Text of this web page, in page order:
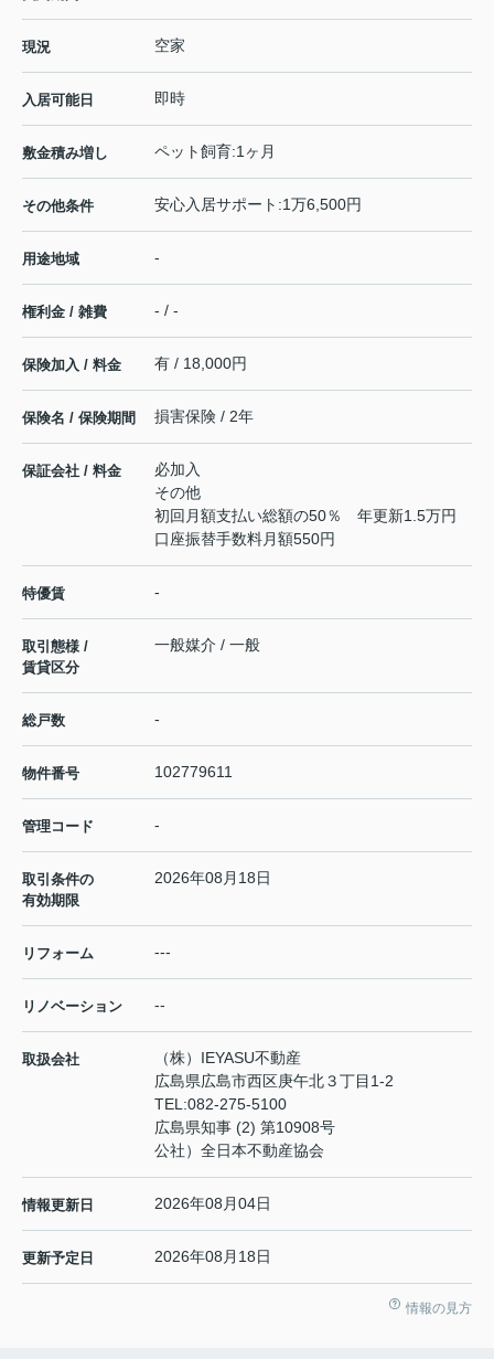
現況 空家
入居可能日 即時
敷金積み増し ペット飼育:1ヶ月
その他条件 安心入居サポート:1万6,500円
用途地域 -
権利金 / 雑費 - / -
保険加入 / 料金 有 / 18,000円
保険名 / 保険期間 損害保険 / 2年
保証会社 / 料金
必加入
その他
初回月額支払い総額の50％ 年更新1.5万円
口座振替手数料月額550円
特優賃 -
取引態様 /
賃貸区分
一般媒介 / 一般
総戸数 -
物件番号 102779611
管理コード -
取引条件の
有効期限
2026年08月18日
リフォーム ---
リノベーション --
取扱会社
（株）IEYASU不動産
広島県広島市西区庚午北３丁目1-2
TEL:082-275-5100
広島県知事 (2) 第10908号
公社）全日本不動産協会
情報更新日 2026年08月04日
更新予定日 2026年08月18日
情報の見方